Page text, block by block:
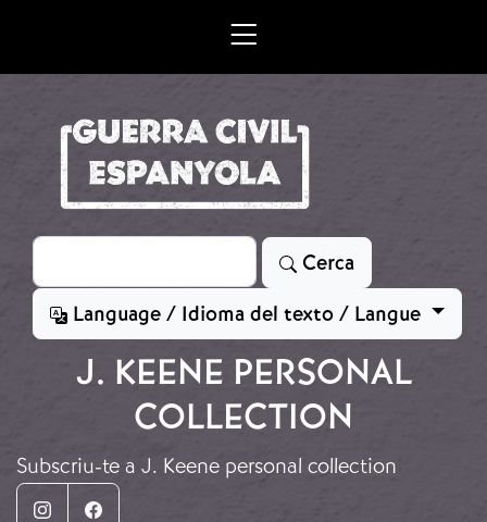
Cerca
Cerca
Language / Idioma del texto / Langue
J. KEENE PERSONAL
COLLECTION
Subscriu-te a J. Keene personal collection
InstagramFacebook